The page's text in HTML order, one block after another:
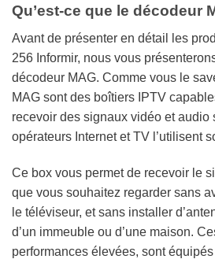
Qu’est-ce que le décodeur
Avant de présenter en détail les
256 Informir, nous vous
décodeur MAG. Comme vous le
MAG sont des boîtiers IPTV
recevoir des signaux vidéo et audio
opérateurs Internet et TV l’utilisent
Ce box vous permet de recevoir le
que vous souhaitez regarder sans
le téléviseur, et sans installer
d’un immeuble ou d’une maison.
performances élevées, sont